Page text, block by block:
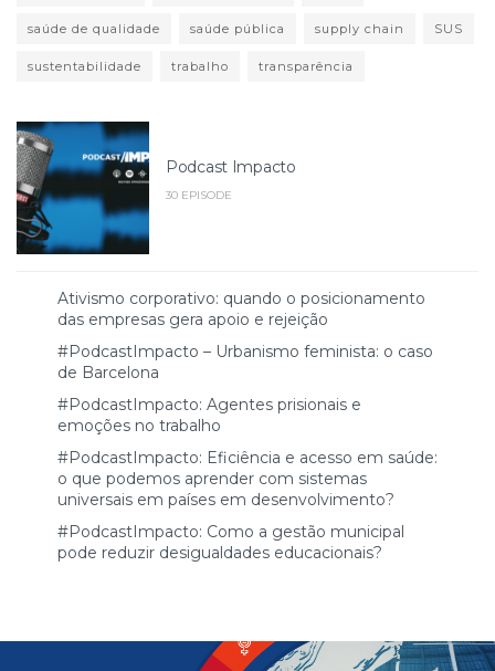
saúde de qualidade saúde pública supply chain SUS
sustentabilidade trabalho transparência
Podcast Impacto
30 EPISODE
Ativismo corporativo: quando o posicionamento
das empresas gera apoio e rejeição
#PodcastImpacto – Urbanismo feminista: o caso
de Barcelona
#PodcastImpacto: Agentes prisionais e
emoções no trabalho
#PodcastImpacto: Eficiência e acesso em saúde:
o que podemos aprender com sistemas
universais em países em desenvolvimento?
#PodcastImpacto: Como a gestão municipal
pode reduzir desigualdades educacionais?